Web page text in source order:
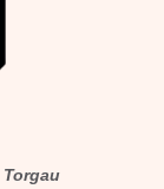
Torgau